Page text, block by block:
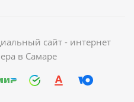
сайт - интернет
в Самаре